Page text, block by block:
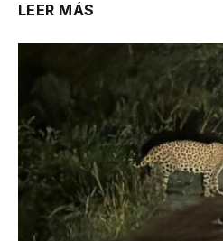
LEER MÁS